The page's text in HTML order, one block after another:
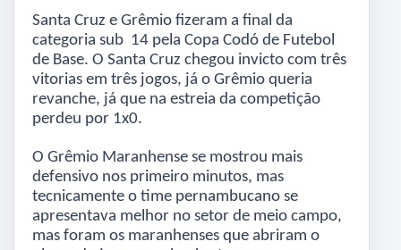
Santa Cruz e Grêmio fizeram a final da
categoria sub 14 pela Copa Codó de Futebol
de Base. O Santa Cruz chegou invicto com três
vitorias em três jogos, já o Grêmio queria
revanche, já que na estreia da competição
perdeu por 1x0.
O Grêmio Maranhense se mostrou mais
defensivo nos primeiro minutos, mas
tecnicamente o time pernambucano se
apresentava melhor no setor de meio campo,
mas foram os maranhenses que abriram o